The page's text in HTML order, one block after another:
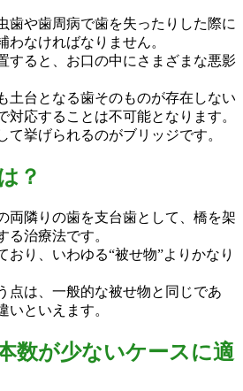
歯や歯周病で歯を失ったりした際に
わなければなりません。
すると、お口の中にさまざまな悪影
土台となる歯そのものが存在しない
対応することは不可能となります。
て挙げられるのがブリッジです。
？
両隣りの歯を支台歯として、橋を架
る治療法です。
おり、いわゆる“被せ物”よりかなり
点は、一般的な被せ物と同じであ
いといえます。
数が少ないケースに適